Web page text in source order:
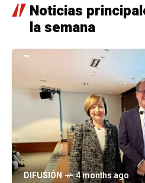
2 months ago
visto
2 months
V
y 2
Noticias
la semana
DIFUSIÓN 4 months ago